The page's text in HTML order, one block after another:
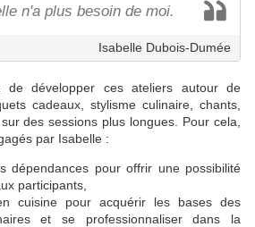
n'a plus besoin de moi.
Isabelle Dubois-Dumée
de développer ces ateliers autour de
cadeaux, stylisme culinaire, chants,
des sessions plus longues. Pour cela,
par Isabelle :
dépendances pour offrir une possibilité
participants,
cuisine pour acquérir les bases des
et se professionnaliser dans la